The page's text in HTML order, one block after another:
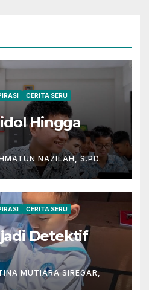
CERITA SERU
Hingga
NAZILAH, S.PD.
CERITA SERU
Detektif
MUTIARA SIREGAR,